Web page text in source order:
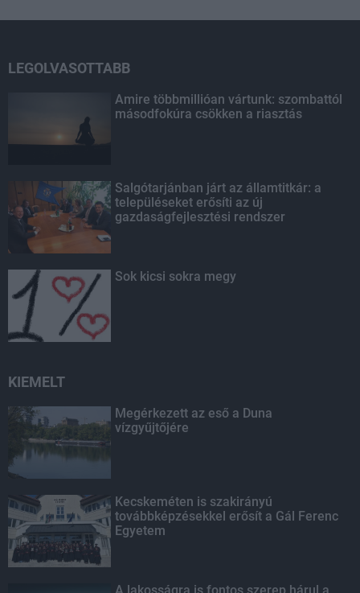
LEGOLVASOTTABB
Amire többmillióan vártunk: szombattól
másodfokúra csökken a riasztás
Salgótarjánban járt az államtitkár: a
településeket erősíti az új
gazdaságfejlesztési rendszer
Sok kicsi sokra megy
KIEMELT
Megérkezett az eső a Duna
vízgyűjtőjére
Kecskeméten is szakirányú
továbbképzésekkel erősít a Gál Ferenc
Egyetem